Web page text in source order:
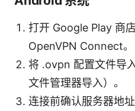
打开 Google Play 商
OpenVPN Connect。
将 .ovpn 配置文件导
文件管理器导入）。
连接前确认服务器地